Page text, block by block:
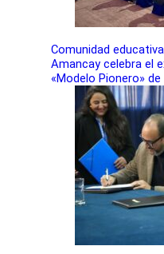
Comunidad
Amancay celebra el
«Modelo Pionero»